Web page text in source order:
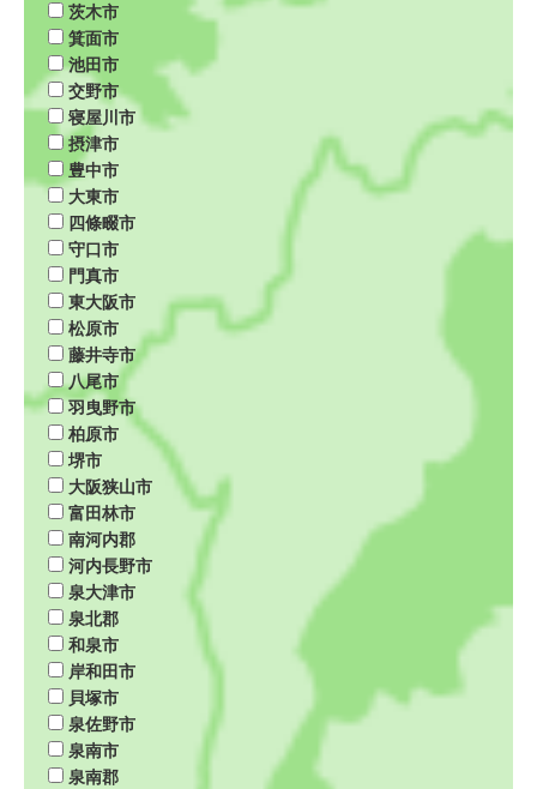
茨木市
箕面市
池田市
交野市
寝屋川市
摂津市
豊中市
大東市
四條畷市
守口市
門真市
東大阪市
松原市
藤井寺市
八尾市
羽曳野市
柏原市
堺市
大阪狭山市
富田林市
南河内郡
河内長野市
泉大津市
泉北郡
和泉市
岸和田市
貝塚市
泉佐野市
泉南市
泉南郡